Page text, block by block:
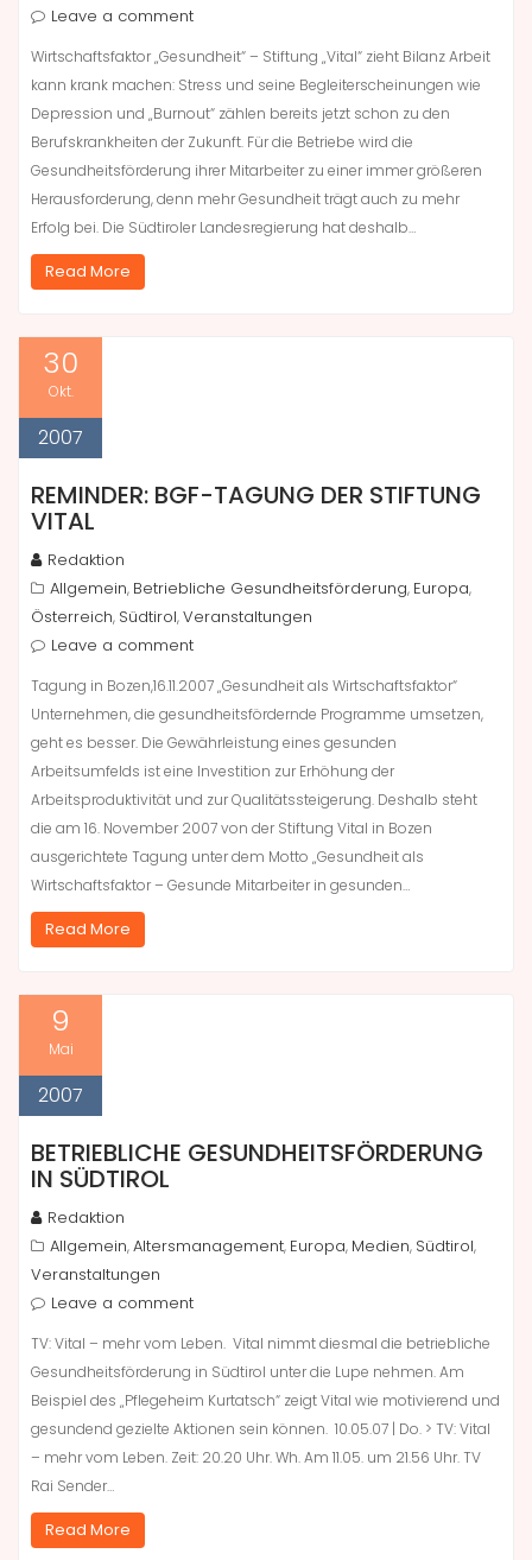
Leave a comment
Wirtschaftsfaktor „Gesundheit“ – Stiftung „Vital“ zieht Bilanz Arbeit
kann krank machen: Stress und seine Begleiterscheinungen wie
Depression und „Burnout“ zählen bereits jetzt schon zu den
Berufskrankheiten der Zukunft. Für die Betriebe wird die
Gesundheitsförderung ihrer Mitarbeiter zu einer immer größeren
Herausforderung, denn mehr Gesundheit trägt auch zu mehr
Erfolg bei. Die Südtiroler Landesregierung hat deshalb…
Read More
30
Okt.
2007
REMINDER: BGF-TAGUNG DER STIFTUNG
VITAL
Redaktion
Allgemein, Betriebliche Gesundheitsförderung, Europa,
Österreich, Südtirol,Veranstaltungen
Leave a comment
Tagung in Bozen,16.11.2007 „Gesundheit als Wirtschaftsfaktor“
Unternehmen, die gesundheitsfördernde Programme umsetzen,
geht es besser. Die Gewährleistung eines gesunden
Arbeitsumfelds ist eine Investition zur Erhöhung der
Arbeitsproduktivität und zur Qualitätssteigerung. Deshalb steht
die am 16. November 2007 von der Stiftung Vital in Bozen
ausgerichtete Tagung unter dem Motto „Gesundheit als
Wirtschaftsfaktor – Gesunde Mitarbeiter in gesunden…
Read More
9
Mai
2007
BETRIEBLICHE GESUNDHEITSFÖRDERUNG
IN SÜDTIROL
Redaktion
Allgemein,Altersmanagement, Europa, Medien, Südtirol,
Veranstaltungen
Leave a comment
TV: Vital – mehr vom Leben. Vital nimmt diesmal die betriebliche
Gesundheitsförderung in Südtirol unter die Lupe nehmen. Am
Beispiel des „Pflegeheim Kurtatsch“ zeigt Vital wie motivierend und
gesundend gezielte Aktionen sein können. 10.05.07 | Do. > TV: Vital
– mehr vom Leben. Zeit: 20.20 Uhr. Wh. Am 11.05. um 21.56 Uhr. TV
Rai Sender…
Read More